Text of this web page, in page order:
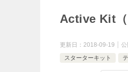
Active Kit
更新日： 2018-09-19 公
スターターキット